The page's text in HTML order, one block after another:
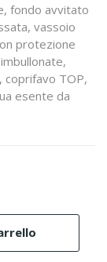
fondo avvitato
vassoio
protezione
coprifavo TOP,
esente da